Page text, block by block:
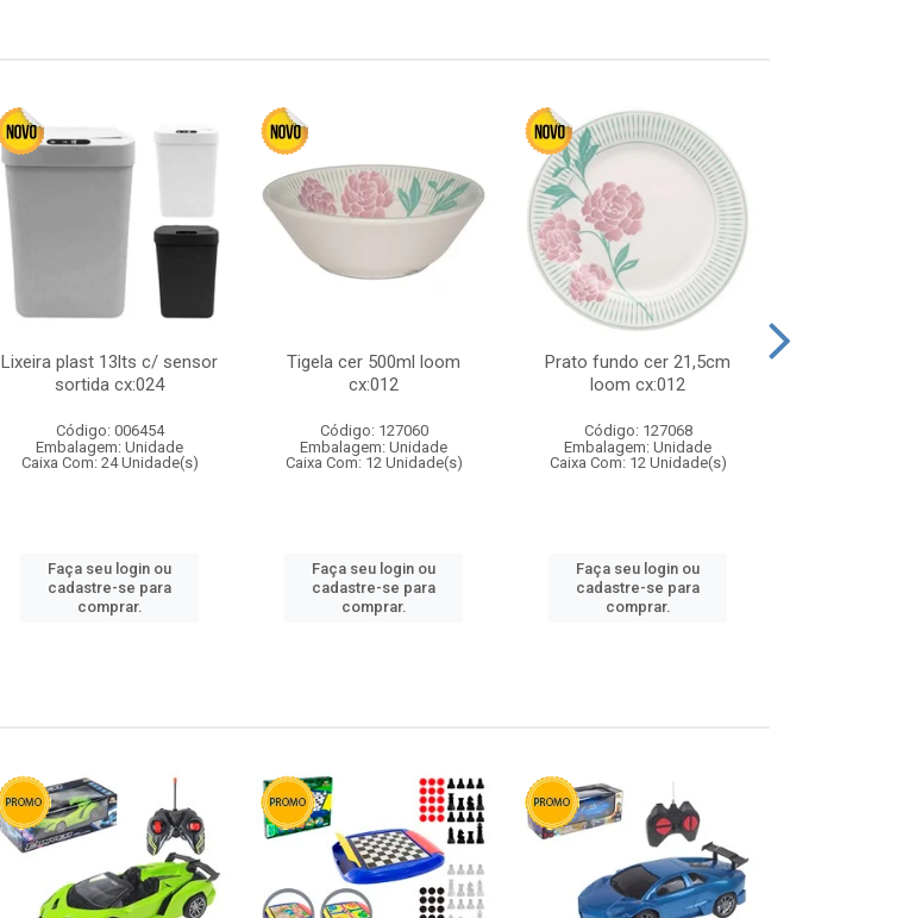
Lixeira plast 13lts c/ sensor
sortida cx:024
Código: 006454
Embalagem: Unidade
Caixa Com: 24 Unidade(s)
Faça seu login ou
cadastre-se para
comprar.
Tigela cer 500ml loom
cx:012
Código: 127060
Embalagem: Unidade
Caixa Com: 12 Unidade(s)
Faça seu login ou
cadastre-se para
comprar.
Prato fundo cer 21,5cm
loom cx:012
Código: 127068
Embalagem: Unidade
Caixa Com: 12 Unidade(s)
Faça seu login ou
cadastre-se para
comprar.